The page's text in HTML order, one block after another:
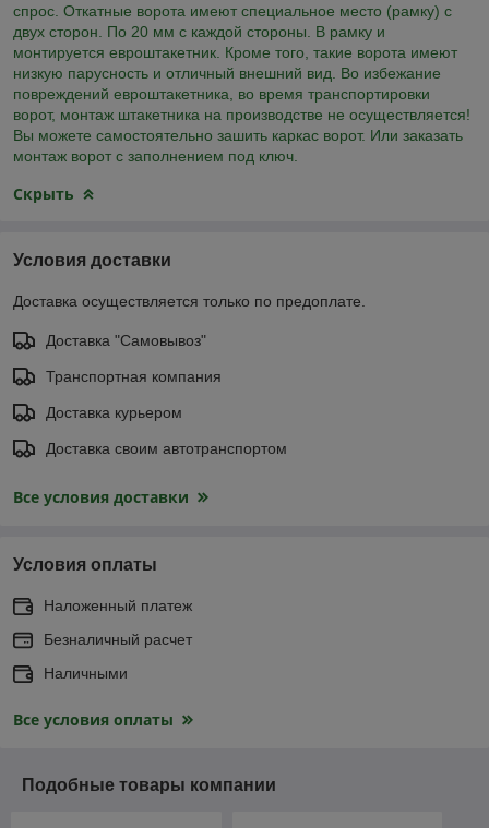
спрос. Откатные ворота имеют специальное место (рамку) с
двух сторон. По 20 мм с каждой стороны. В рамку и
монтируется евроштакетник. Кроме того, такие ворота имеют
низкую парусность и отличный внешний вид. Во избежание
повреждений евроштакетника, во время транспортировки
ворот, монтаж штакетника на производстве не осуществляется!
Вы можете самостоятельно зашить каркас ворот. Или заказать
монтаж ворот с заполнением под ключ.
Скрыть
Условия доставки
Доставка осуществляется только по предоплате.
Доставка "Самовывоз"
Транспортная компания
Доставка курьером
Доставка своим автотранспортом
Все условия доставки
Условия оплаты
Наложенный платеж
Безналичный расчет
Наличными
Все условия оплаты
Подобные товары компании